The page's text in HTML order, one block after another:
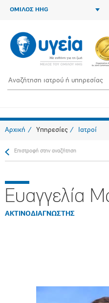
ΟΜΙΛΟΣ HHG
Αρχική Υπηρεσίες Ιατροί
Επιστροφή στην αναζήτηση
Ευαγγελία
ΑΚΤΙΝΟΔΙΑΓΝΩΣΤΗΣ